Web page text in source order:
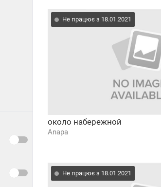
Не працює з 18.01.2021
около набережной
Anapa
Не працює з 18.01.2021